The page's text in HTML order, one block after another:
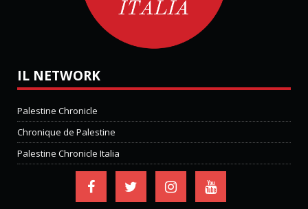
IL NETWORK
Palestine Chronicle
Chronique de Palestine
Palestine Chronicle Italia